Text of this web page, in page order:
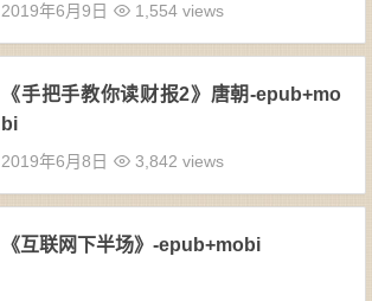
2019年6月9日 1,554 views
《手把手教你读财报2》唐朝-epub+mo
bi
2019年6月8日 3,842 views
《互联网下半场》-epub+mobi